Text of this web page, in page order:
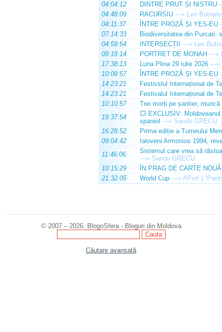
04:04:12
DINTRE PRUT ȘI NISTRU
04:48:09
RACURSIU —» Leo Butnaru
04:11:37
ÎNTRE PROZĂ ȘI YES-EU
07:14:33
Biodiversitatea din Purcari:
04:59:54
INTERSECȚII —» Leo
09:18:14
PORTRET DE MONAH —»
17:38:13
Luna Plina 29 iulie 2026 —»
10:09:57
ÎNTRE PROZĂ ȘI YES-EU
14:23:21
Festivslul Internațional de
14:23:21
Festivalul Internațional de
10:10:57
Trei morți pe șantier, muncă
19:37:54
💥 EXCLUSIV:
spaniol —» Sandu GRECU
16:28:52
Prima ediție a Turneului
09:04:42
Ialoveni Armonios 1994,
11:46:06
Sistemul care vrea să
—» Sandu GRECU
10:15:29
ÎN PRAG DE CARTE NOUĂ
21:32:05
World Cup —» APort |
© 2007 – 2026. BlogoSfera - Bloguri din Moldova
Căutare avansată